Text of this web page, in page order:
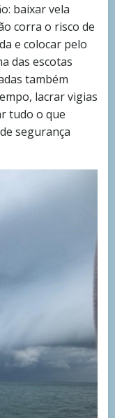
baixar vela
corra o risco de
e colocar pelo
das escotas
também
lacrar vigias
tudo o que
segurança